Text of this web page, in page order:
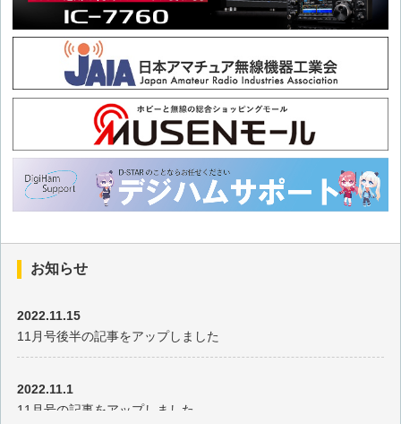
お知らせ
2022.11.15
11月号後半の記事をアップしました
2022.11.1
11月号の記事をアップしました